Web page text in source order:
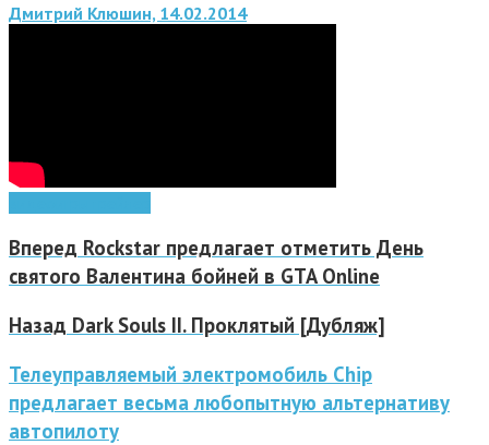
Дмитрий Клюшин, 14.02.2014
Вперед Rockstar предлагает отметить День
святого Валентина бойней в GTA Online
Назад Dark Souls II. Проклятый [Дубляж]
Телеуправляемый электромобиль Chip
предлагает весьма любопытную альтернативу
автопилоту